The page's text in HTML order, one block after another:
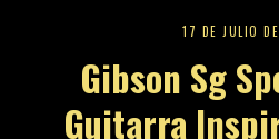
17 DE JULIO
Gibson Sg
Guitarra